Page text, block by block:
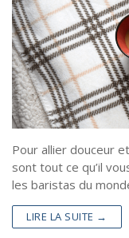
Pour allier douceur
sont tout ce qu’il
les baristas du
LIRE LA SUITE →